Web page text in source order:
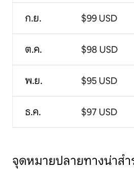
ก.ย.
ต.ค.
พ.ย.
ธ.ค.
$99 USD
$98 USD
$95 USD
$97 USD
จุดหมายปลายทางน่าสำ